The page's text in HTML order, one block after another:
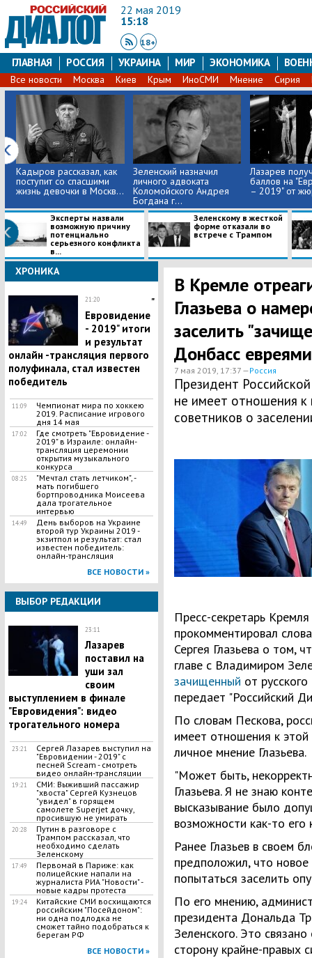
22 мая 2019
15:18
18+
ГЛАВНАЯ РОССИЯ УКРАИНА МИР ЭКОНОМИКА
Все новости Москва Киев Крым ИноСМИ Мнение Сирия
Кадыров рассказал, как
поступит со спасшими
жизнь девочки в Москв...
Зеленский назначил
личного адвоката
Коломойского Андрея
Богдана г...
Лазарев
баллов на
– 2019" от
Эксперты назвали
возможную причину
потенциально
серьезного конфликта
в...
Зеленскому в жесткой
форме отказали во
встрече с Трампом
ХРОНИКА
21:20
"
Евровидение
- 2019" итоги
и результат
онлайн -трансляция первого
полуфинала, стал известен
победитель
11:09
Чемпионат мира по хоккею
2019. Расписание игрового
дня 14 мая
17:02
​Где смотреть "Евровидение -
2019" в Израиле: онлайн-
трансляция церемонии
открытия музыкального
конкурса
08:25
"Мечтал стать летчиком", -
мать погибшего
бортпроводника Моисеева
дала трогательное
интервью
14:49
День выборов на Украине
второй тур Украины 2019 -
экзитпол и результат: стал
известен победитель:
онлайн-трансляция
ВСЕ НОВОСТИ »
ВЫБОР РЕДАКЦИИ
23:11
Лазарев
поставил на
уши зал
своим
выступлением в финале
"Евровидения": видео
трогательного номера
23:21
Сергей Лазарев выступил на
"Евровидении - 2019" с
песней Scream - смотреть
видео онлайн-трансляции
19:21
СМИ: Выживший пассажир
"хвоста" Сергей Кузнецов
"увидел" в горящем
самолете Superjet дочку,
просившую не умирать
20:28
Путин в разговоре с
Трампом рассказал, что
необходимо сделать
Зеленскому
17:49
Первомай в Париже: как
полицейские напали на
журналиста РИА "Новости" -
новые кадры протеста
19:24
Китайские СМИ восхищаются
российским "Посейдоном":
ни одна подлодка не
сможет тайно подобраться к
берегам РФ
ВСЕ НОВОСТИ »
В Кремле
Глазьева о
заселить
Донбасс евреями
7 мая 2019, 17:37 —Россия
Президент
не имеет отношения к
советников о
Пресс-секретарь
прокомментировал
Сергея Глазьева о том,
главе с Владимиром
зачищенный от
передает "Российский
По словам Пескова,
имеет отношения к
личное мнение Глазьева.
"Может быть,
Глазьева. Я не знаю
высказывание было
возможности как-то
Ранее Глазьев в своем
предположил, что
попытаться заселить
По его мнению,
президента Дональда
Зеленского. Это
сторону крайне-правых